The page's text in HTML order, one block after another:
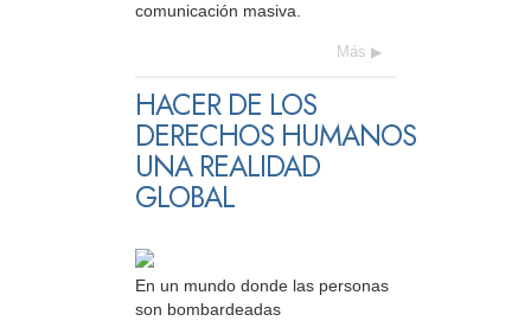
comunicación masiva.
Más
HACER DE LOS
DERECHOS HUMANOS
UNA REALIDAD
GLOBAL
En un mundo donde las personas
son bombardeadas